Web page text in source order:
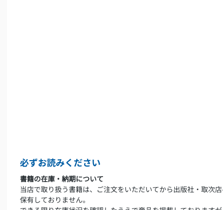
必ずお読みください
書籍の在庫・納期について
当店で取り扱う書籍は、ご注文をいただいてから出版社・取次
保有しておりません。